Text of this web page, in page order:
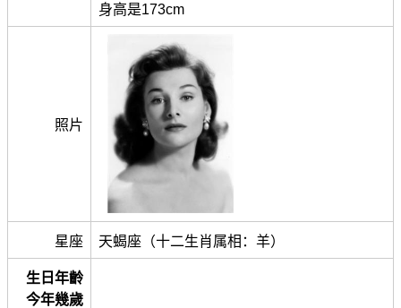
身高是173cm
照片
星座 天蝎座（十二生肖属相：羊）
生日年齡
今年幾歲